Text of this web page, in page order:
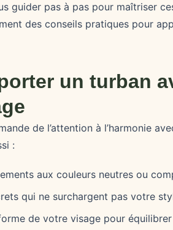
guider pas à pas pour maîtriser
des conseils pratiques pour
un turban
de l’attention à l’harmonie
:
aux couleurs neutres ou
qui ne surchargent pas votre
de votre visage pour équilibrer